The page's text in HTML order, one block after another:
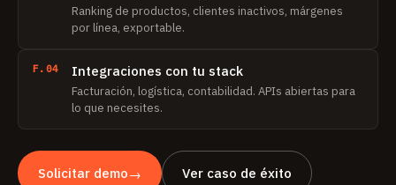
Ranking de productos, clientes inactivos, márgenes
por línea, exportable.
F.04 Integraciones con tu stack
Facturación, logística, contabilidad. APIs abiertas para
lo que necesites.
Solicitar demo→ Ver caso de éxito